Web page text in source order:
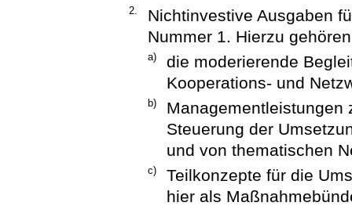
2.
Nichtinvestive Ausgaben
Nummer 1. Hierzu
a)
die moderierende
Kooperations- und
b)
Managementleistungen
Steuerung der
und von thematischen
c)
Teilkonzepte für die
hier als